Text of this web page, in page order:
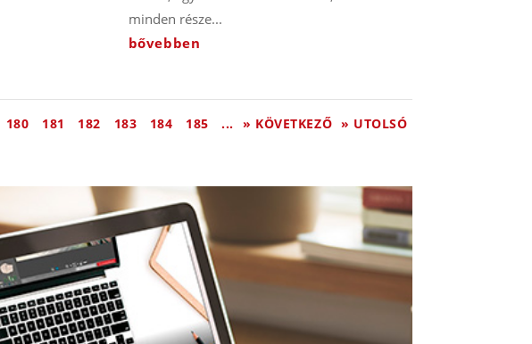
minden része...
bővebben
180 181 182 183 184 185 ... » KÖVETKEZŐ » UTOLSÓ